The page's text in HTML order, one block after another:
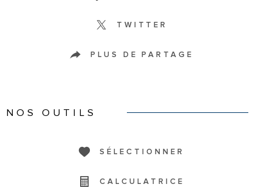
TWITTER
PLUS DE PARTAGE
NOS OUTILS
SÉLECTIONNER
CALCULATRICE